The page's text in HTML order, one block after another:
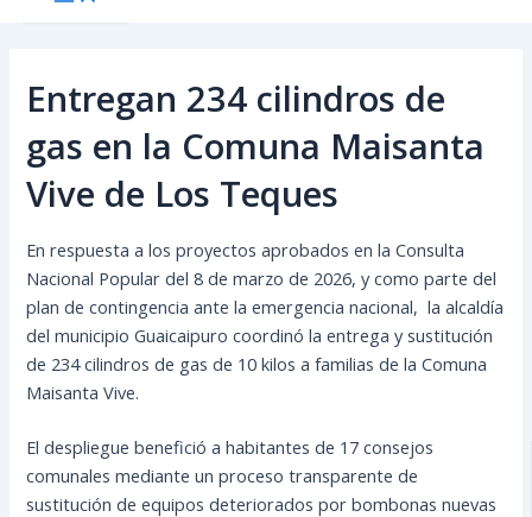
Entregan 234 cilindros de
gas en la Comuna Maisanta
Vive de Los Teques
En respuesta a los proyectos aprobados en la Consulta
Nacional Popular del 8 de marzo de 2026, y como parte del
plan de contingencia ante la emergencia nacional, la alcaldía
del municipio Guaicaipuro coordinó la entrega y sustitución
de 234 cilindros de gas de 10 kilos a familias de la Comuna
Maisanta Vive.
El despliegue benefició a habitantes de 17 consejos
comunales mediante un proceso transparente de
sustitución de equipos deteriorados por bombonas nuevas